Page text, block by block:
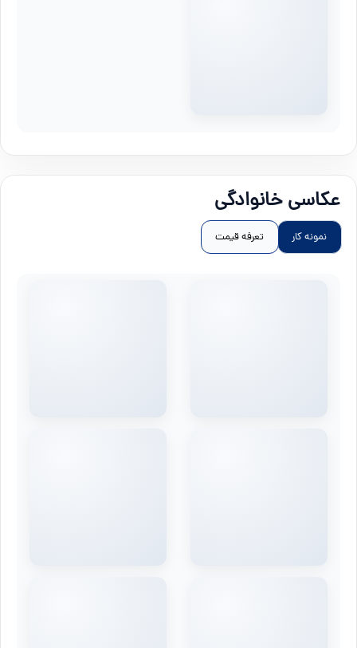
عکاسی خانوادگی
نمونه کار تعرفه قیمت